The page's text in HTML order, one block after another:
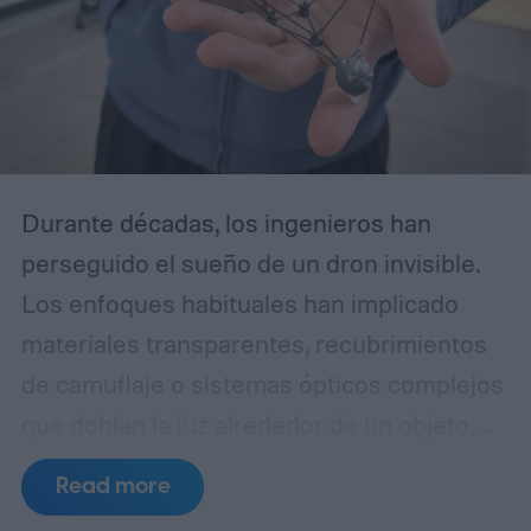
Durante décadas, los ingenieros han
perseguido el sueño de un dron invisible.
Los enfoques habituales han implicado
materiales transparentes, recubrimientos
Los investigadores de la Universidad
Northwestern decidieron tomar un camino
Read more